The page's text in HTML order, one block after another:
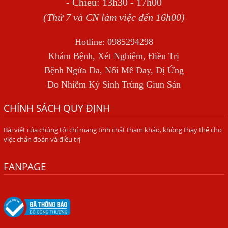
TỔNG QUAN VỀ NHIỄM GIUN LƯƠN
Đầu Hàng Vì Trị Nhiều Lần Không Khỏi
NHIỄM TRÙNG NÃO DO AMIP, VIÊM MÀNG NÃO DO AMIP
NGUYÊN PHÁT
Trị Bệnh Hôi Miệng Do Nhiễm Ký Sinh Trùng Giun Sán
Có Nên Quá Lo Lắng Khi Bị Ngứa Kéo Dài Do Nhiễm Giun
Đũa Chó Mèo?
Viêm Da Dị Ứng Kéo Dài Tôi Chỉ Mong Tìm Được Nguyên
Mẩn Ngứa Da Do Giun Sán Cách Phát Hiện Nhiễm Sán
Trong Máu Gây Ngứa
(Thứ 7 và CN làm việc đến 16h00)
Hotline: 0985294298
Khám Bệnh, Xét Nghiệm, Điều Trị
Bệnh Ngứa Da, Nổi Mề Đay, Dị Ứng
Do Nhiễm Ký Sinh Trùng Giun Sán
CHÍNH SÁCH QUY ĐỊNH
Bài viết của chúng tôi chỉ mang tính chất tham khảo, không thay thế cho
việc chẩn đoán và điều trị
FANPAGE